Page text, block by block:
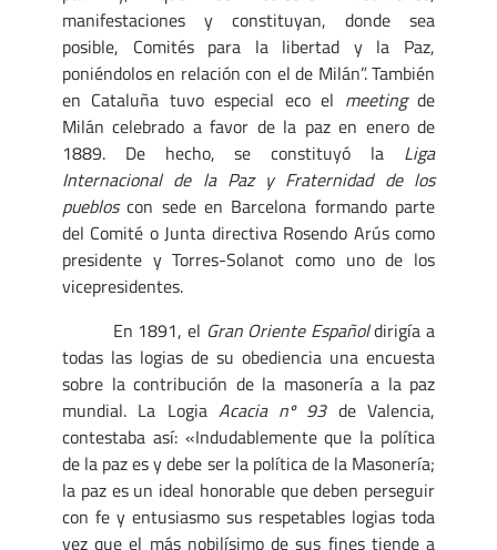
manifestaciones y constituyan, donde sea
posible, Comités para la libertad y la Paz,
poniéndolos en relación con el de Milán”. También
en Cataluña tuvo especial eco el meetingde
Milán celebrado a favor de la paz en enero de
1889. De hecho, se constituyó la Liga
Internacional de la Paz y Fraternidad de los
puebloscon sede en Barcelona formando parte
del Comité o Junta directiva Rosendo Arús como
presidente y Torres-Solanot como uno de los
vicepresidentes.
En 1891, el Gran Oriente Españoldirigía a
todas las logias de su obediencia una encuesta
sobre la contribución de la masonería a la paz
mundial. La Logia Acacia nº 93de Valencia,
contestaba así: «Indudablemente que la política
de la paz es y debe ser la política de la Masonería;
la paz es un ideal honorable que deben perseguir
con fe y entusiasmo sus respetables logias toda
vez que el más nobilísimo de sus fines tiende a